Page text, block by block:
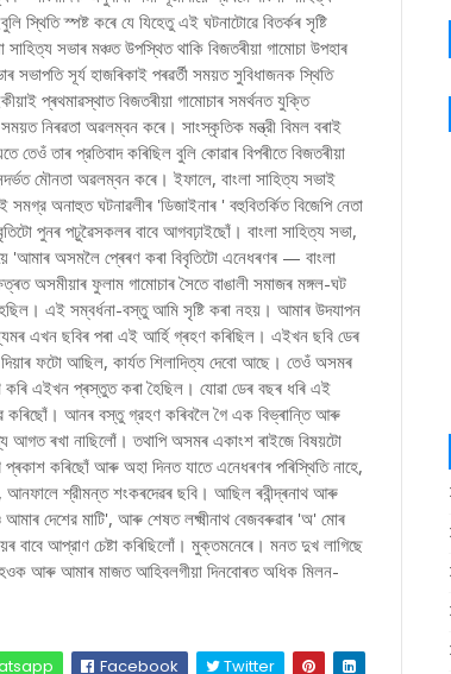
স্থিতি স্পষ্ট কৰে যে যিহেতু এই ঘটনাটোৱে বিতৰ্কৰ সৃষ্টি
সভাৰ মঞ্চত উপস্থিত থাকি বিজতৰীয়া গামোচা উপহাৰ
সভাপতি সূর্য হাজৰিকাই পৰৱৰ্তী সময়ত সুবিধাজনক স্থিতি
প্ৰথমাৱস্থাত বিজতৰীয়া গামোচাৰ সমৰ্থনত যুক্তি
নিৰৱতা অৱলম্বন কৰে। সাংস্কৃতিক মন্ত্রী বিমল বৰাই
তেওঁ তাৰ প্রতিবাদ কৰিছিল বুলি কোৱাৰ বিপৰীতে বিজতৰীয়া
মৌনতা অৱলম্বন কৰে। ইফালে, বাংলা সাহিত্য সভাই
অনাহুত ঘটনাৱলীৰ 'ডিজাইনাৰ ' বহুবিতর্কিত বিজেপি নেতা
পুনৰ পঢ়ুৱৈসকলৰ বাবে আগবঢ়াইছোঁ। বাংলা সাহিত্য সভা,
'আমাৰ অসমলৈ প্ৰেৰণ কৰা বিবৃতিটো এনেধৰণৰ — বাংলা
অসমীয়াৰ ফুলাম গামোচাৰ সৈতে বাঙালী সমাজৰ মঙ্গল-ঘট
এই সম্বর্ধনা-বস্তু আমি সৃষ্টি কৰা নহয়। আমাৰ উদযাপন
এখন ছবিৰ পৰা এই আৰ্হি গ্ৰহণ কৰিছিল। এইখন ছবি ডেৰ
ফটো আছিল, কার্যত শিলাদিত্য দেবো আছে। তেওঁ অসমৰ
কৰি এইখন প্ৰস্তুত কৰা হৈছিল। যোৱা ডেৰ বছৰ ধৰি এই
কৰিছোঁ। আনৰ বস্তু গ্রহণ কৰিবলৈ গৈ এক বিভ্ৰান্তি আৰু
আগত ৰখা নাছিলোঁ। তথাপি অসমৰ একাংশ ৰাইজে বিষয়টো
কৰিছোঁ আৰু অহা দিনত যাতে এনেধৰণৰ পৰিস্থিতি নাহে,
শ্রীমন্ত শংকৰদেৱৰ ছবি। আছিল ৰবীন্দ্ৰনাথ আৰু
আমাৰ দেশের মাটি', আৰু শেষত লক্ষ্মীনাথ বেজবৰুৱাৰ 'অ' মোৰ
আপ্রাণ চেষ্টা কৰিছিলোঁ। মুক্তমনেৰে। মনত দুখ লাগিছে
হওক আৰু আমাৰ মাজত আহিবলগীয়া দিনবোৰত অধিক মিলন-
Facebook Twitter